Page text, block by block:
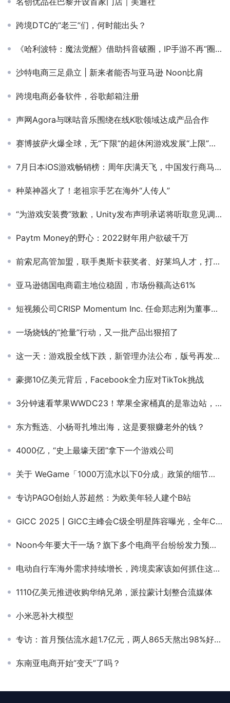
跨境DTC的“老三”们，何时能出头？
《哈利波特：魔法觉醒》借助抖音破圈，IP手游不再“圈地自萌”
沙特电商三足鼎立 | 新来者能否与亚马逊 Noon比肩
跨境电商必备软件，谷歌邮箱注册
声网Agora与咪咕音乐围绕在线K歌领域达成产品合作
赛博披萨火爆全球，无“下限”的超休闲游戏发展“上限”何在？
7月日本iOS游戏畅销榜：周年庆满天飞，中国发行商马力不足
种菜神器火了！老祖宗手艺在海外“人传人”
“为游戏安装费”致歉，Unity发布声明承诺将听取意见调整收费模式
Paytm Money的野心：2022财年用户欲破千万
前索尼高管加盟，联手奥斯卡获奖者、好莱坞人才，打造全球IP工作室天花板！
亚马逊德国电商霸主地位稳固，市场份额高达61%
短视频公司CRISP Momentum Inc. 任命郑志刚为董事会主席 引领公司全球增长新征程
一场烧钱的“抢量”行动，又一批产品出狠招了
这一天：游戏股全线下跌，新管理办法公布，版号再发40个，腾讯回应......
豪掷10亿美元背后，Facebook全力应对TikTok挑战
3分钟速看苹果WWDC23！苹果全家桶真的是靠边站，One more thing才是硬道理
东方甄选、小杨哥扎堆出海，这是要狠赚老外的钱？
4000亿，“史上最壕天团”拿下一个游戏公司
关于 WeGame「1000万流水以下0分成」政策的细节，以及云游戏、网游、产品数量的采访
专访PAGO创始人苏超然：为欧美年轻人建个B站
GICC 2025丨GICC主峰会C级全明星阵容曝光，全年C级浓度最高盛会，共享前沿洞察
Noon今年要大干一场？旗下多个电商平台纷纷发力预热旺季
电动自行车海外需求持续增长，跨境卖家该如何抓住这波商机？
1110亿美元推进收购华纳兄弟，派拉蒙计划整合流媒体
小米恶补大模型
专访：首月预估流水超1.7亿元，两人865天熬出98%好评的爆款
东南亚电商开始“变天”了吗？